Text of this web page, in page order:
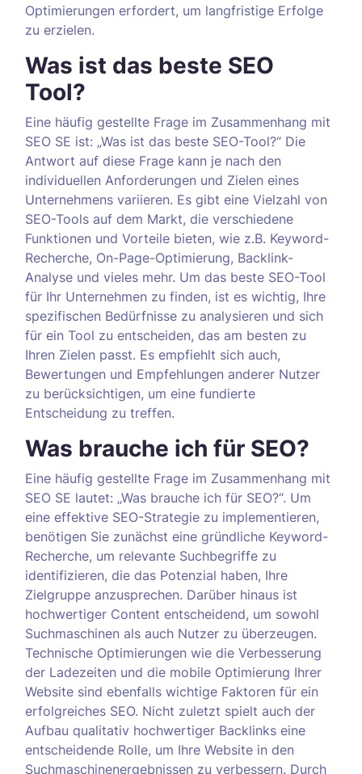
Optimierungen erfordert, um langfristige Erfolge
zu erzielen.
Was ist das beste SEO
Tool?
Eine häufig gestellte Frage im Zusammenhang mit
SEO SE ist: „Was ist das beste SEO-Tool?“ Die
Antwort auf diese Frage kann je nach den
individuellen Anforderungen und Zielen eines
Unternehmens variieren. Es gibt eine Vielzahl von
SEO-Tools auf dem Markt, die verschiedene
Funktionen und Vorteile bieten, wie z.B. Keyword-
Recherche, On-Page-Optimierung, Backlink-
Analyse und vieles mehr. Um das beste SEO-Tool
für Ihr Unternehmen zu finden, ist es wichtig, Ihre
spezifischen Bedürfnisse zu analysieren und sich
für ein Tool zu entscheiden, das am besten zu
Ihren Zielen passt. Es empfiehlt sich auch,
Bewertungen und Empfehlungen anderer Nutzer
zu berücksichtigen, um eine fundierte
Entscheidung zu treffen.
Was brauche ich für SEO?
Eine häufig gestellte Frage im Zusammenhang mit
SEO SE lautet: „Was brauche ich für SEO?“. Um
eine effektive SEO-Strategie zu implementieren,
benötigen Sie zunächst eine gründliche Keyword-
Recherche, um relevante Suchbegriffe zu
identifizieren, die das Potenzial haben, Ihre
Zielgruppe anzusprechen. Darüber hinaus ist
hochwertiger Content entscheidend, um sowohl
Suchmaschinen als auch Nutzer zu überzeugen.
Technische Optimierungen wie die Verbesserung
der Ladezeiten und die mobile Optimierung Ihrer
Website sind ebenfalls wichtige Faktoren für ein
erfolgreiches SEO. Nicht zuletzt spielt auch der
Aufbau qualitativ hochwertiger Backlinks eine
entscheidende Rolle, um Ihre Website in den
Suchmaschinenergebnissen zu verbessern. Durch